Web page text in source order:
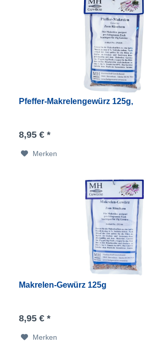
Pfeffer-Makrelengewürz 125g,
8,95 € *
Merken
Makrelen-Gewürz 125g
8,95 € *
Merken